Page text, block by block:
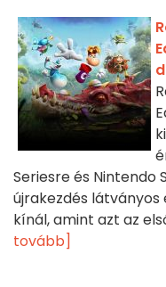
Seriesre és
újrakezdés
kínál, amint azt az
tovább]